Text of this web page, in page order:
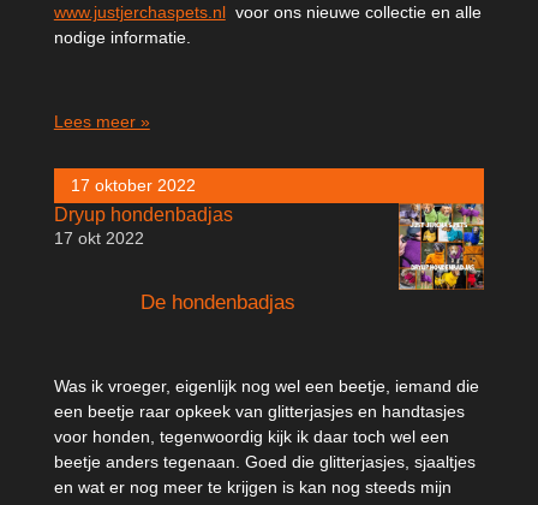
www.justjerchaspets.nlvoor ons nieuwe collectie en alle
nodige informatie.
Lees meer »
17 oktober 2022
Dryup hondenbadjas
17 okt 2022
De hondenbadjas
Was ik vroeger, eigenlijk nog wel een beetje, iemand die
een beetje raar opkeek van glitterjasjes en handtasjes
voor honden, tegenwoordig kijk ik daar toch wel een
beetje anders tegenaan. Goed die glitterjasjes, sjaaltjes
en wat er nog meer te krijgen is kan nog steeds mijn